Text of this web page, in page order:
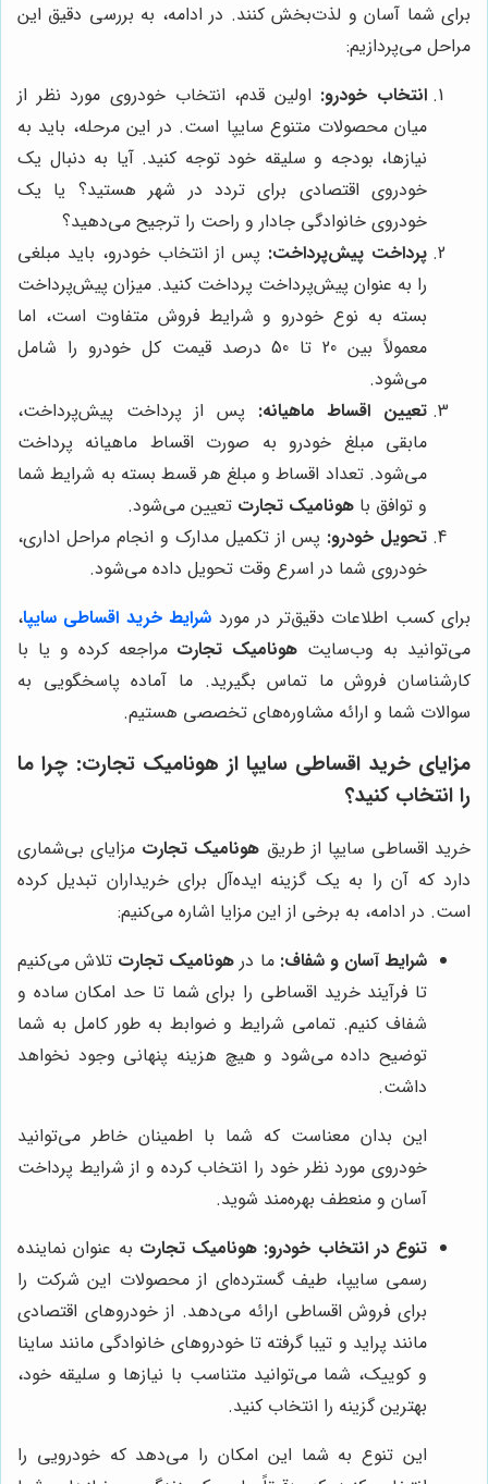
برای شما آسان و لذت‌بخش کنند. در ادامه، به بررسی دقیق این
مراحل می‌پردازیم:
انتخاب خودرو: اولین قدم، انتخاب خودروی مورد نظر از
میان محصولات متنوع سایپا است. در این مرحله، باید به
نیازها، بودجه و سلیقه خود توجه کنید. آیا به دنبال یک
خودروی اقتصادی برای تردد در شهر هستید؟ یا یک
خودروی خانوادگی جادار و راحت را ترجیح می‌دهید؟
پرداخت پیش‌پرداخت: پس از انتخاب خودرو، باید مبلغی
را به عنوان پیش‌پرداخت پرداخت کنید. میزان پیش‌پرداخت
بسته به نوع خودرو و شرایط فروش متفاوت است، اما
معمولاً بین 20 تا 50 درصد قیمت کل خودرو را شامل
می‌شود.
تعیین اقساط ماهیانه: پس از پرداخت پیش‌پرداخت،
مابقی مبلغ خودرو به صورت اقساط ماهیانه پرداخت
می‌شود. تعداد اقساط و مبلغ هر قسط بسته به شرایط شما
و توافق با هونامیک تجارت تعیین می‌شود.
تحویل خودرو: پس از تکمیل مدارک و انجام مراحل اداری،
خودروی شما در اسرع وقت تحویل داده می‌شود.
برای کسب اطلاعات دقیق‌تر در مورد شرایط خرید اقساطی سایپا،
می‌توانید به وب‌سایت هونامیک تجارت مراجعه کرده و یا با
کارشناسان فروش ما تماس بگیرید. ما آماده پاسخگویی به
سوالات شما و ارائه مشاوره‌های تخصصی هستیم.
مزایای خرید اقساطی سایپا از هونامیک تجارت: چرا ما
را انتخاب کنید؟
خرید اقساطی سایپا از طریق هونامیک تجارت مزایای بی‌شماری
دارد که آن را به یک گزینه ایده‌آل برای خریداران تبدیل کرده
است. در ادامه، به برخی از این مزایا اشاره می‌کنیم:
شرایط آسان و شفاف: ما در هونامیک تجارت تلاش می‌کنیم
تا فرآیند خرید اقساطی را برای شما تا حد امکان ساده و
شفاف کنیم. تمامی شرایط و ضوابط به طور کامل به شما
توضیح داده می‌شود و هیچ هزینه پنهانی وجود نخواهد
داشت.
این بدان معناست که شما با اطمینان خاطر می‌توانید
خودروی مورد نظر خود را انتخاب کرده و از شرایط پرداخت
آسان و منعطف بهره‌مند شوید.
تنوع در انتخاب خودرو: هونامیک تجارت به عنوان نماینده
رسمی سایپا، طیف گسترده‌ای از محصولات این شرکت را
برای فروش اقساطی ارائه می‌دهد. از خودروهای اقتصادی
مانند پراید و تیبا گرفته تا خودروهای خانوادگی مانند ساینا
و کوییک، شما می‌توانید متناسب با نیازها و سلیقه خود،
بهترین گزینه را انتخاب کنید.
این تنوع به شما این امکان را می‌دهد که خودرویی را